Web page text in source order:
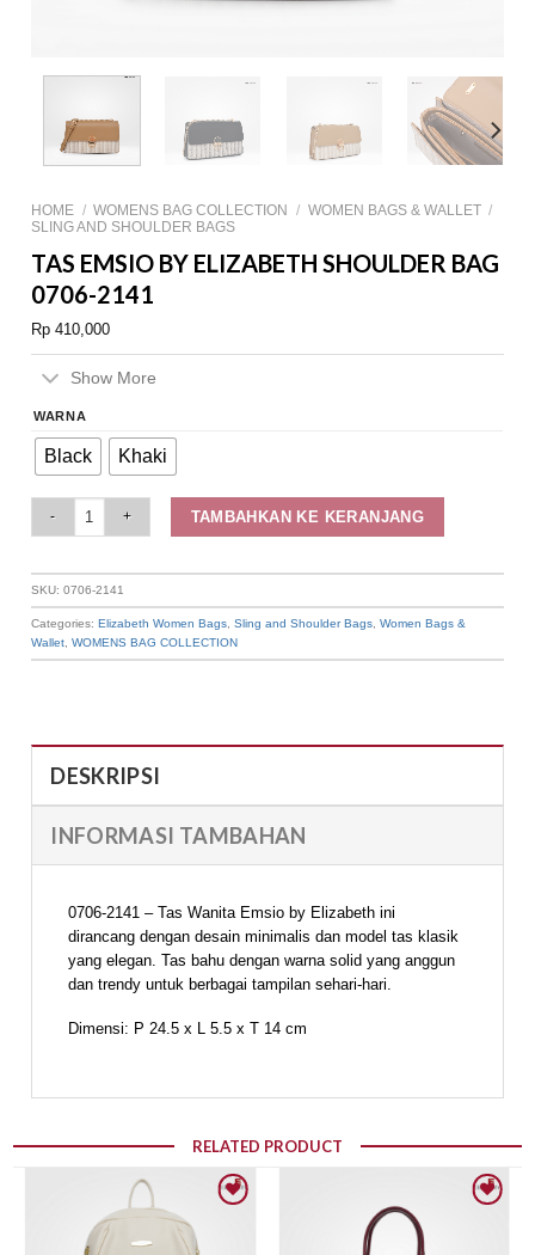
HOME / WOMENS BAG COLLECTION / WOMEN BAGS & WALLET /
SLING AND SHOULDER BAGS
TAS EMSIO BY ELIZABETH SHOULDER BAG
0706-2141
Rp 410,000
Show More
WARNA
Black Khaki
TAMBAHKAN KE KERANJANG
SKU:0706-2141
Categories:Elizabeth Women Bags ,Sling and Shoulder Bags ,Women Bags &
Wallet ,WOMENS BAG COLLECTION
DESKRIPSI
INFORMASI TAMBAHAN
0706-2141 – Tas Wanita Emsio by Elizabeth ini
dirancang dengan desain minimalis dan model tas klasik
yang elegan. Tas bahu dengan warna solid yang anggun
dan trendy untuk berbagai tampilan sehari-hari.
Dimensi: P 24.5 x L 5.5 x T 14 cm
RELATED PRODUCT
Add to wishlist Add to wishlist